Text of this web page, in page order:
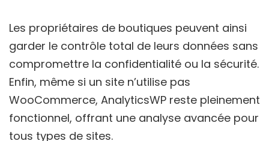
Les propriétaires de boutiques peuvent ainsi
garder le contrôle total de leurs données sans
compromettre la confidentialité ou la sécurité.
Enfin, même si un site n’utilise pas
WooCommerce, AnalyticsWP reste pleinement
fonctionnel, offrant une analyse avancée pour
tous types de sites.